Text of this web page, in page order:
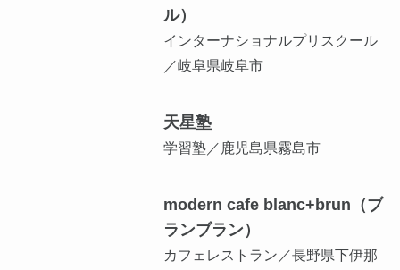
ル）
インターナショナルプリスクール
／岐阜県岐阜市
天星塾
学習塾／鹿児島県霧島市
modern cafe blanc+brun（ブ
ランブラン）
カフェレストラン／長野県下伊那